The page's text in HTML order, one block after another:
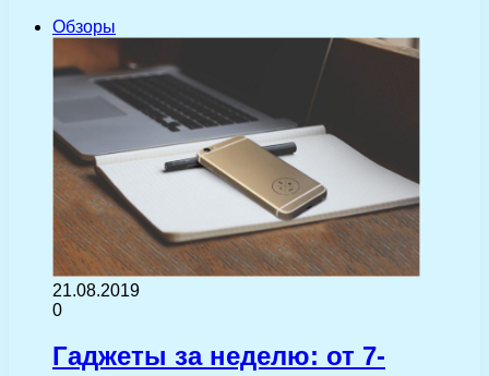
Обзоры
21.08.2019
0
Гаджеты за неделю: от 7-